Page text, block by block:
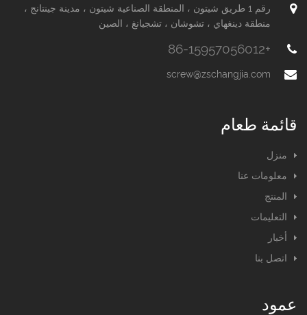
رقم 1 طريق شيتون ، المنطقة الصناعية شيتون ، مدينة جينتانج ،
منطقة دينغهاي ، تشوشان ، تشجيانغ ، الصين
+86-15957056012
screw@zschangjia.com
قائمة طعام
منزل
معلومات عنا
المنتج
التعليمات
أخبار
اتصل بنا
عمود